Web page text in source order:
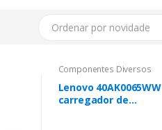
Ordenar por novidade
Componentes Diversos
Lenovo 40AK0065WW
carregador de